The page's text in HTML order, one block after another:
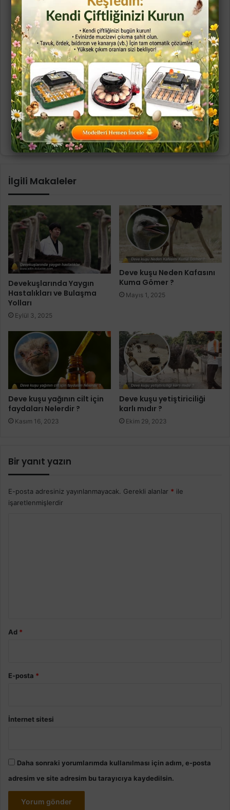
Ela Akkaya
Ben bir veteriner hekimim ve hayvan sağlığına ve
refahına katkı sunarken, aynı zamanda web içerik üretimi
ve dijital yazarlık alanlarında aktif olarak
çalışıyorum.Uzmanlığımı sadece klinik ortamda değil,
dijital dünyada da paylaşarak hem hayvanseverlere hem
de sektöre değer katmayı hedefliyorum.
İlgili Makaleler
Devekuşlarında Yaygın
Hastalıkları ve Bulaşma
Yolları
Eylül 3, 2025
Deve kuşu Neden Kafasını
Kuma Gömer ?
Mayıs 1, 2025
Deve kuşu yağının cilt için
faydaları Nelerdir ?
Kasım 16, 2023
Deve kuşu yetiştiriciliği
karlı mıdır ?
Ekim 29, 2023
Bir yanıt yazın
E-posta adresiniz yayınlanmayacak. Gerekli alanlar * ile
işaretlenmişlerdir
Ad *
E-posta *
İnternet sitesi
Daha sonraki yorumlarımda kullanılması için adım, e-posta
adresim ve site adresim bu tarayıcıya kaydedilsin.